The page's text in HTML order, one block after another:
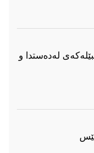
لەدەستدا و